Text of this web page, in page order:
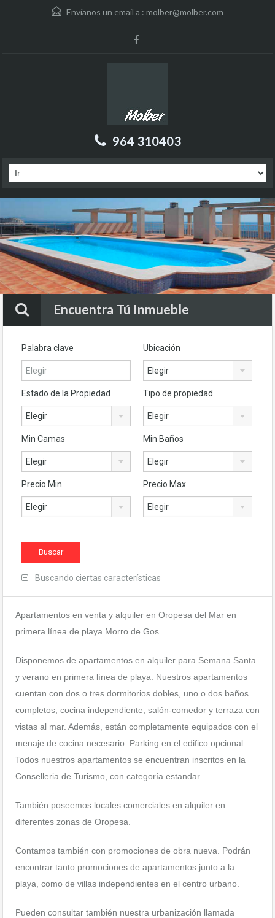
Envíanos un email a : molber@molber.com
964 310403
Encuentra Tú Inmueble
Palabra clave Ubicación
Elegir
Estado de la Propiedad
Elegir
Tipo de propiedad
Elegir
Min Camas
Elegir
Min Baños
Elegir
Precio Min
Elegir
Precio Max
Elegir
Buscando ciertas características
Apartamentos en venta y alquiler en Oropesa del Mar en
primera línea de playa Morro de Gos.
Disponemos de apartamentos en alquiler para Semana Santa
y verano en primera línea de playa. Nuestros apartamentos
cuentan con dos o tres dormitorios dobles, uno o dos baños
completos, cocina independiente, salón-comedor y terraza con
vistas al mar. Además, están completamente equipados con el
menaje de cocina necesario. Parking en el edifico opcional.
Todos nuestros apartamentos se encuentran inscritos en la
Conselleria de Turismo, con categoría estandar.
También poseemos locales comerciales en alquiler en
diferentes zonas de Oropesa.
Contamos también con promociones de obra nueva. Podrán
encontrar tanto promociones de apartamentos junto a la
playa, como de villas independientes en el centro urbano.
Pueden consultar también nuestra urbanización llamada